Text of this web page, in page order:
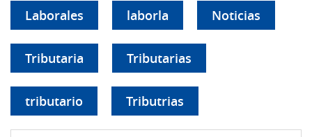
Laborales laborla Noticias
Tributaria Tributarias
tributario Tributrias